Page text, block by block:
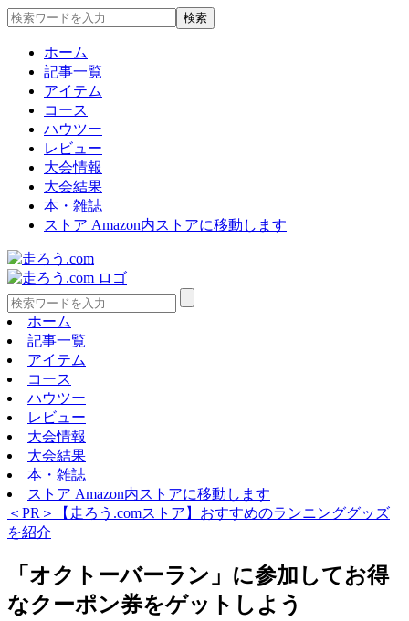
ホーム
記事一覧
アイテム
コース
ハウツー
レビュー
大会情報
大会結果
本・雑誌
ストア Amazon内ストアに移動します
ホーム
記事一覧
アイテム
コース
ハウツー
レビュー
大会情報
大会結果
本・雑誌
ストア Amazon内ストアに移動します
＜PR＞【走ろう.comストア】おすすめのランニンググッズ
を紹介
「オクトーバーラン」に参加してお得
なクーポン券をゲットしよう